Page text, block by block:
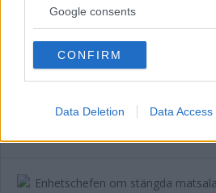
not limited to your visit or usage
use your data for below specified
consent section.
Google consents
CONFIRM
Data Deletion Data Access
ÄLDRES MATSALAR
FÄRDIGRÄTTER INOM
POLITIK 08 oktober 2024 09.45